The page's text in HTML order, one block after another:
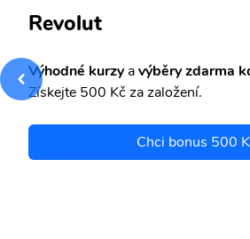
Revolut
Výhodné kurzyavýběry zdarma
Získejte 500 Kč za založení.
Chci bonus 500